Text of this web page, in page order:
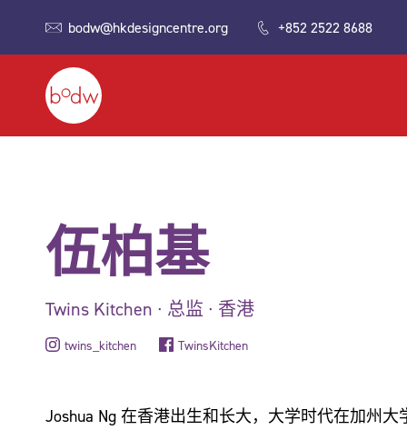
bodw@hkdesigncentre.org +852 2522 8688
伍柏基
Twins Kitchen ∙ 总监 ∙ 香港
twins_kitchen TwinsKitchen
Joshua Ng 在香港出生和长大，大学时代在加州